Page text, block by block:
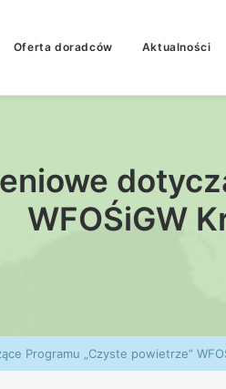
Oferta doradców Aktualności
WFOŚiGW
Programu „Czyste powietrze”